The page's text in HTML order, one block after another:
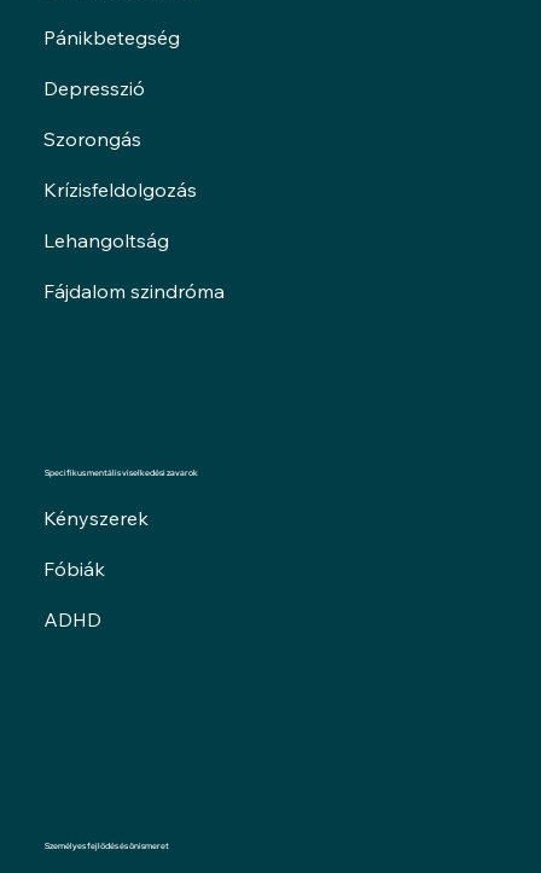
Pánikbetegség
Depresszió
Szorongás
Krízisfeldolgozás
Lehangoltság
Fájdalom szindróma
Specifikus mentális viselkedési zavarok
Kényszerek
Fóbiák
ADHD
Személyes fejlődés és önismeret